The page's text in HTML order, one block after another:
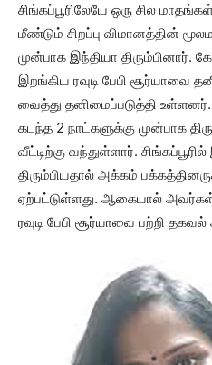
சிங்கப்பூரிலேயே ஒரு சில
மீண்டும் சிறப்பு விமானத்தின்
முன்பாக இந்தியா
இறங்கிய ரவுடி பேபி சூர்யாவை
வைத்து தனிமைப்படுத்தி
கடந்த 2 நாட்களுக்கு முன்பாக
வீட்டிற்கு வந்துள்ளார்.
திரும்பியதால் அக்கம்
ஏற்பட்டுள்ளது. ஆகையால் அவர்கள்
ரவுடி பேபி சூர்யாவை பற்றி